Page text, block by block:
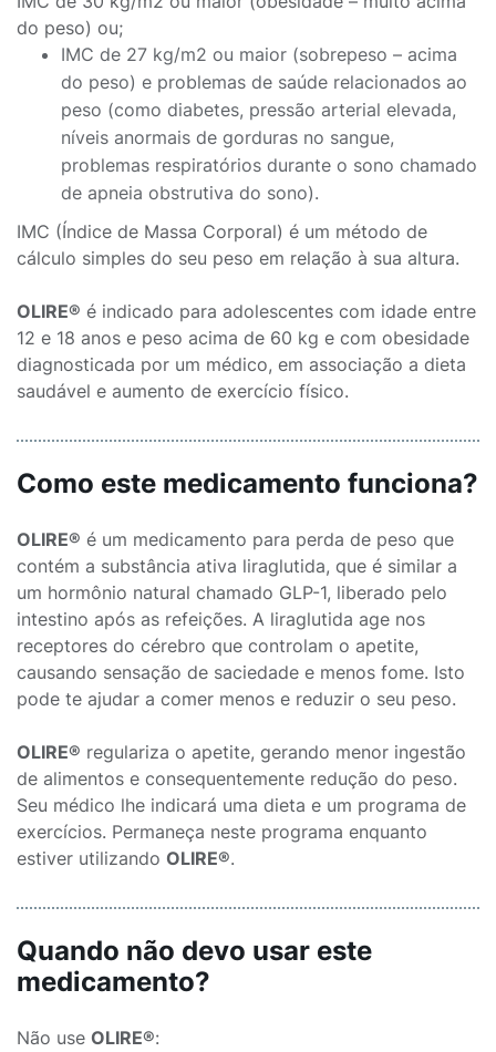
do peso) ou;
IMC de 27 kg/m2 ou maior (sobrepeso – acima
do peso) e problemas de saúde relacionados ao
peso (como diabetes, pressão arterial elevada,
níveis anormais de gorduras no sangue,
problemas respiratórios durante o sono chamado
de apneia obstrutiva do sono).
IMC (Índice de Massa Corporal) é um método de
cálculo simples do seu peso em relação à sua altura.
OLIRE® é indicado para adolescentes com idade entre
12 e 18 anos e peso acima de 60 kg e com obesidade
diagnosticada por um médico, em associação a dieta
saudável e aumento de exercício físico.
Como este medicamento funciona?
OLIRE® é um medicamento para perda de peso que
contém a substância ativa liraglutida, que é similar a
um hormônio natural chamado GLP-1, liberado pelo
intestino após as refeições. A liraglutida age nos
receptores do cérebro que controlam o apetite,
causando sensação de saciedade e menos fome. Isto
pode te ajudar a comer menos e reduzir o seu peso.
OLIRE® regulariza o apetite, gerando menor ingestão
de alimentos e consequentemente redução do peso.
Seu médico lhe indicará uma dieta e um programa de
exercícios. Permaneça neste programa enquanto
estiver utilizando OLIRE®.
Quando não devo usar este
medicamento?
Não use OLIRE®: